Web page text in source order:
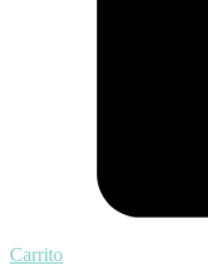
Carrito